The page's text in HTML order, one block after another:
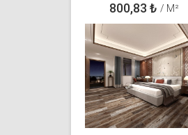
800,83 ₺ / M²